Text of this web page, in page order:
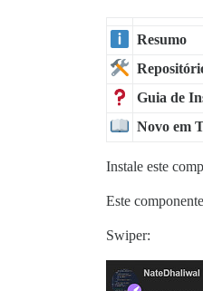
Resumo
Guia de
Novo em
Instale este
Este
Swiper: